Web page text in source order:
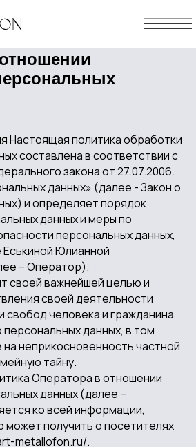
Настоящая политика обработки
составлена в соответствии с
закона от 27.07.2006.
данных» (далее - Закон о
и определяет порядок
данных и меры по
персональных данных,
Юлианной
– Оператор).
своей важнейшей целью и
своей деятельности
свобод человека и гражданина
данных, в том
неприкосновенность частной
тайну.
Оператора в отношении
данных (далее –
ко всей информации,
получить о посетителях
metallofon.ru/.